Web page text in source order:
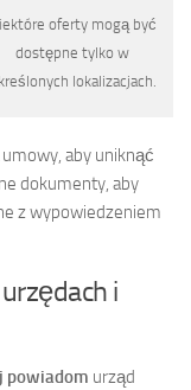
oferty mogą być
dostępne tylko w
lokalizacjach.
aby uniknąć
dokumenty, aby
z wypowiedzeniem
i
powiadom urząd